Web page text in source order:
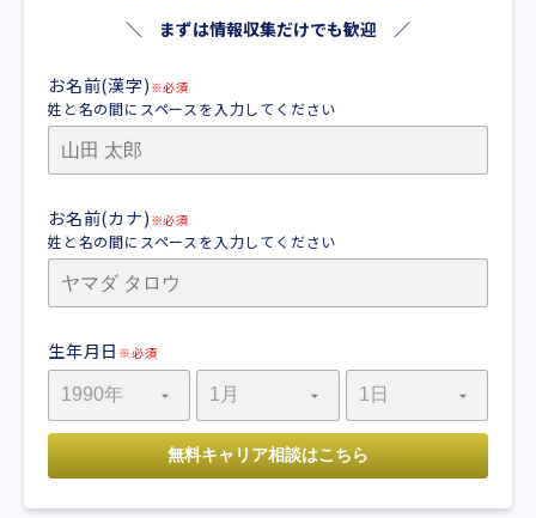
＼ まずは情報収集だけでも歓迎 ／
お名前(漢字) ※必須
姓と名の間にスペースを入力してください
お名前(カナ) ※必須
姓と名の間にスペースを入力してください
生年月日 ※必須